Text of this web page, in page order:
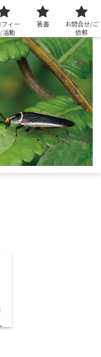
フィー
活動
著書
お問合せ/ご
依頼